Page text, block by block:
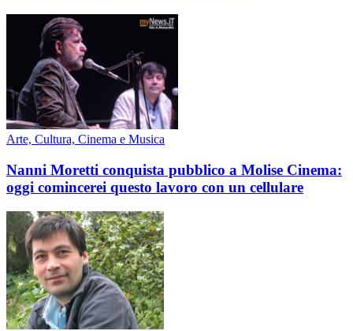
Arte, Cultura, Cinema e Musica
Nanni Moretti conquista pubblico a Molise Cinema:
oggi comincerei questo lavoro con un cellulare